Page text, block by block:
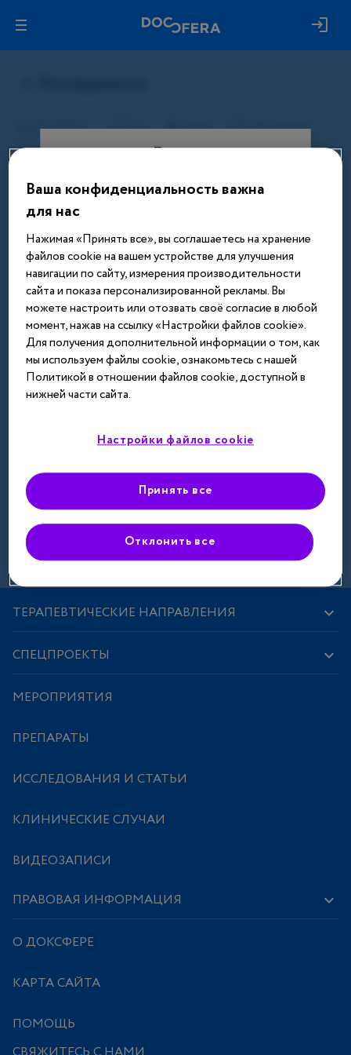
Вход
Этот материал доступен только
после авторизации. Войдите или
зарегистрируйтесь, чтобы получить
доступ ко всем материалам сайта
Введите телефон или email
Далее
Зарегистрироваться
ТЕРАПЕВТИЧЕСКИЕ НАПРАВЛЕНИЯ
СПЕЦПРОЕКТЫ
МЕРОПРИЯТИЯ
ПРЕПАРАТЫ
ИССЛЕДОВАНИЯ И СТАТЬИ
КЛИНИЧЕСКИЕ СЛУЧАИ
ВИДЕОЗАПИСИ
ПРАВОВАЯ ИНФОРМАЦИЯ
О ДОКСФЕРЕ
КАРТА САЙТА
ПОМОЩЬ
Ваша конфиденциальность важна
для нас
Нажимая «Принять все», вы соглашаетесь на хранение
файлов cookie на вашем устройстве для улучшения
навигации по сайту, измерения производительности
сайта и показа персонализированной рекламы. Вы
можете настроить или отозвать своё согласие в любой
момент, нажав на ссылку «Настройки файлов cookie».
Для получения дополнительной информации о том, как
мы используем файлы cookie, ознакомьтесь с нашей
Политикой в отношении файлов cookie, доступной в
нижней части сайта.
Настройки файлов cookie
Отклонить все
Принять все